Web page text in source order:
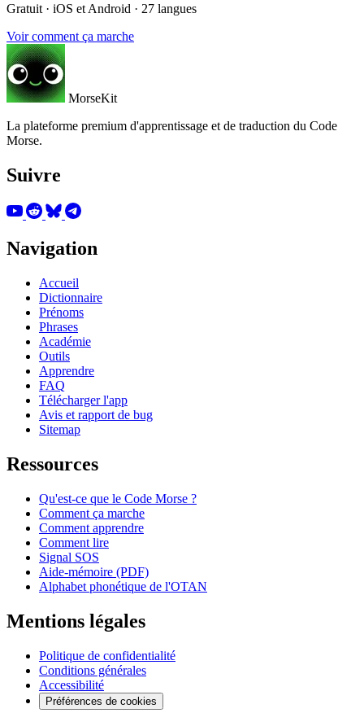
Gratuit · iOS et Android · 27 langues
Voir comment ça marche
MorseKit
La plateforme premium d'apprentissage et de traduction du Code
Morse.
Suivre
Navigation
Accueil
Dictionnaire
Prénoms
Phrases
Académie
Outils
Apprendre
FAQ
Télécharger l'app
Avis et rapport de bug
Sitemap
Ressources
Qu'est-ce que le Code Morse ?
Comment ça marche
Comment apprendre
Comment lire
Signal SOS
Aide-mémoire (PDF)
Alphabet phonétique de l'OTAN
Mentions légales
Politique de confidentialité
Conditions générales
Accessibilité
Préférences de cookies